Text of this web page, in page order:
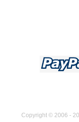
Copyright © 2006 -